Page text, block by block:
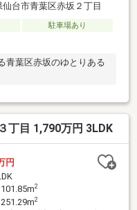
仙台市青葉区赤坂２丁目
駐車場あり
青葉区赤坂のゆとりある
丁目 1,790万円 3LDK
円
2
2